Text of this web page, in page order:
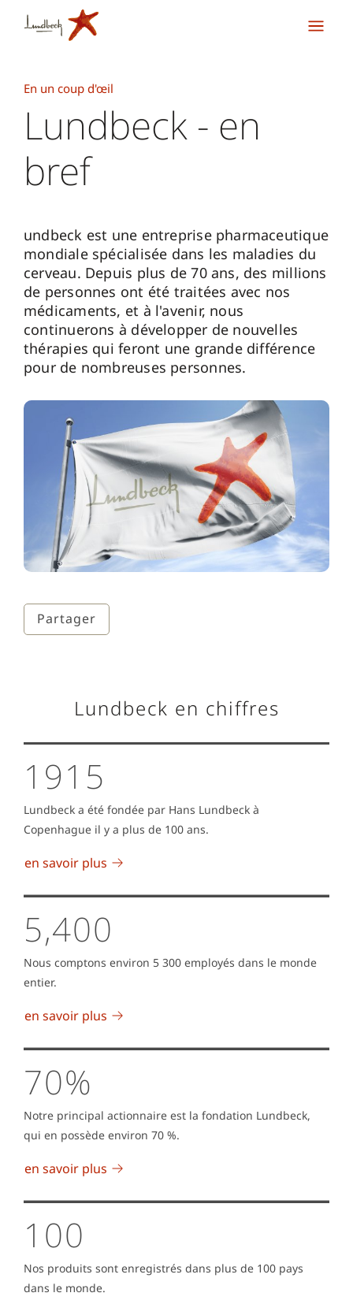
Partager
En un coup d'œil
Lundbeck - en
bref
undbeck est une entreprise pharmaceutique
mondiale spécialisée dans les maladies du
cerveau. Depuis plus de 70 ans, des millions
de personnes ont été traitées avec nos
médicaments, et à l'avenir, nous
continuerons à développer de nouvelles
thérapies qui feront une grande différence
pour de nombreuses personnes.
Lundbeck en chiffres
1915
Lundbeck a été fondée par Hans Lundbeck à
Copenhague il y a plus de 100 ans.
en savoir plus
5,400
Nous comptons environ 5 300 employés dans le monde
entier.
en savoir plus
70%
Notre principal actionnaire est la fondation Lundbeck,
qui en possède environ 70 %.
en savoir plus
100
Nos produits sont enregistrés dans plus de 100 pays
dans le monde.